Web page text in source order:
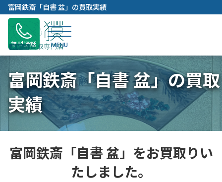
容
キ
ッ
プ
富岡鉄斎「自書 盆」の買取実績
無料通話
富岡鉄斎「自書 盆」の買取
実績
富岡鉄斎「自書 盆」をお買取りい
たしました。